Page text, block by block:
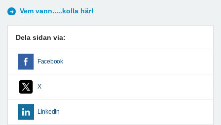
Vem vann.....kolla här!
Dela sidan via:
Facebook
X
LinkedIn